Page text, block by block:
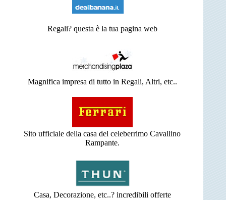
Regali? questa è la tua pagina web
Magnifica impresa di tutto in Regali, Altri, etc..
Sito ufficiale della casa del celeberrimo Cavallino
Rampante.
Casa, Decorazione, etc..? incredibili offerte